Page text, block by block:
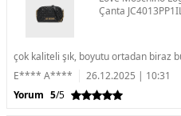
Çanta
çok kaliteli şık, boyutu ortadan biraz
E**** A****
26.12.2025 | 10:31
Yorum 5/5